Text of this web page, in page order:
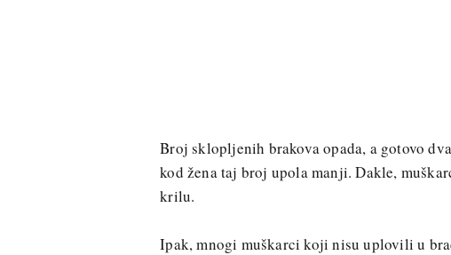
Broj sklopljenih brakova opada, a gotovo
kod žena taj broj upola manji. Dakle,
krilu.
Ipak, mnogi muškarci koji nisu uplovili u